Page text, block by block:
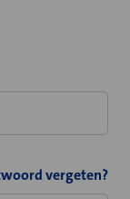
vergeten?